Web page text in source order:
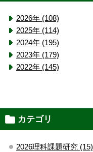
2026年 (108)
2025年 (114)
2024年 (195)
2023年 (179)
2022年 (145)
カテゴリ
2026理科課題研究 (15)